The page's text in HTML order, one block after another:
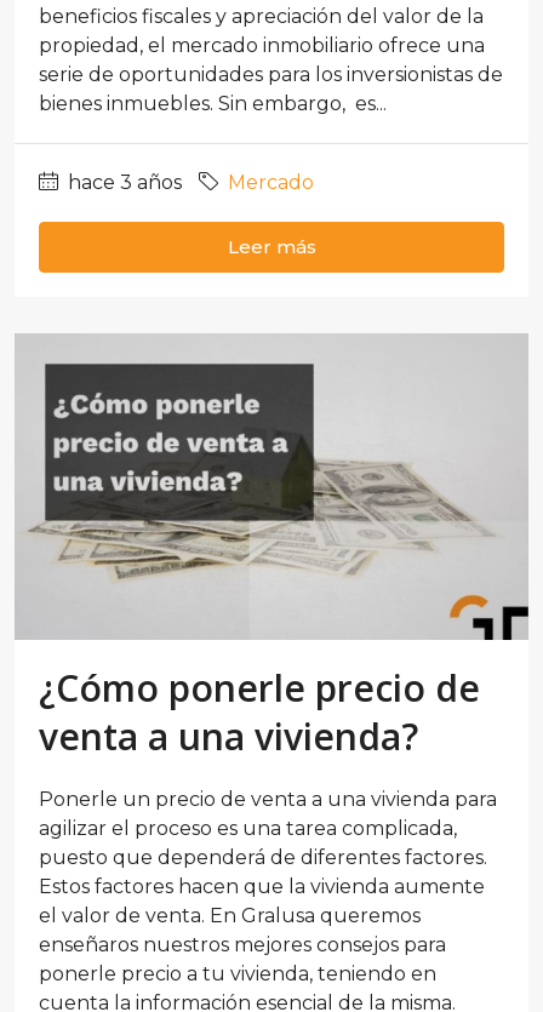
beneficios fiscales y apreciación del valor de la
propiedad, el mercado inmobiliario ofrece una
serie de oportunidades para los inversionistas de
bienes inmuebles. Sin embargo, es...
hace 3 años Mercado
Leer más
¿Cómo ponerle precio de
venta a una vivienda?
Ponerle un precio de venta a una vivienda para
agilizar el proceso es una tarea complicada,
puesto que dependerá de diferentes factores.
Estos factores hacen que la vivienda aumente
el valor de venta. En Gralusa queremos
enseñaros nuestros mejores consejos para
ponerle precio a tu vivienda, teniendo en
cuenta la información esencial de la misma.